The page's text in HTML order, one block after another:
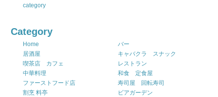
category
Category
Home
バー
居酒屋
キャバクラ スナック
喫茶店 カフェ
レストラン
中華料理
和食 定食屋
ファーストフード店
寿司屋 回転寿司
割烹 料亭
ビアガーデン